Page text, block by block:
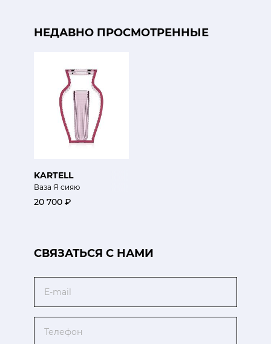
НЕДАВНО ПРОСМОТРЕННЫЕ
KARTELL
Ваза Я сияю
20 700 ₽
CВЯЗАТЬСЯ С НАМИ